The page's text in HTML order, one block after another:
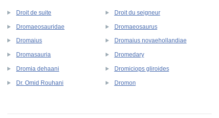
Droit de suite Droit du seigneur
Dromaeosauridae Dromaeosaurus
Dromaius Dromaius novaehollandiae
Dromasauria Dromedary
Dromia dehaani Dromiciops gliroides
Dr. Omid Rouhani Dromon